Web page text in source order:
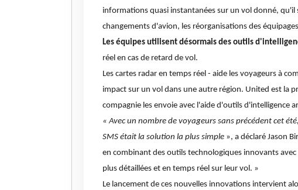
informations quasi instantanées sur un vol donné,
changements d'avion, les réorganisations des
Les équipes utilisent désormais des outils
réel en cas de retard de vol.
Les cartes radar en temps réel - aide les voyageurs à
impact sur un vol dans une autre région. United est la
compagnie les envoie avec l'aide d'outils d'intelligence
« Avec un nombre de voyageurs sans précédent cet
SMS était la solution la plus simple », a déclaré Jason
en combinant des outils technologiques innovants
plus détaillées et en temps réel sur leur vol. »
Le lancement de ces nouvelles innovations intervient